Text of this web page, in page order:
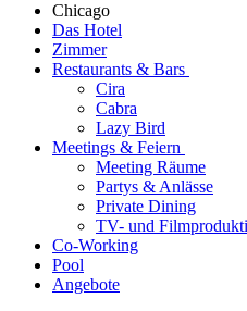
Chicago
Das Hotel
Zimmer
Restaurants & Bars
Cira
Cabra
Lazy Bird
Meetings & Feiern
Meeting Räume
Partys & Anlässe
Private Dining
TV- und
Co-Working
Pool
Angebote